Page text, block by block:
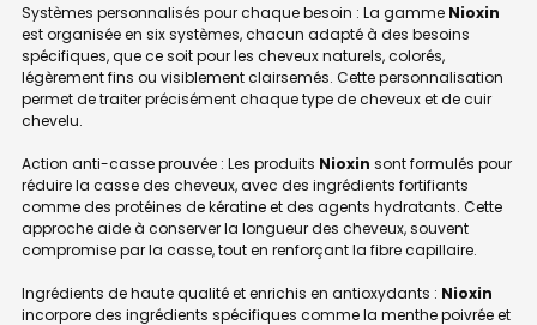
Systèmes personnalisés pour chaque besoin : La gamme Nioxin
est organisée en six systèmes, chacun adapté à des besoins
spécifiques, que ce soit pour les cheveux naturels, colorés,
légèrement fins ou visiblement clairsemés. Cette personnalisation
permet de traiter précisément chaque type de cheveux et de cuir
chevelu.
Action anti-casse prouvée : Les produits Nioxin sont formulés pour
réduire la casse des cheveux, avec des ingrédients fortifiants
comme des protéines de kératine et des agents hydratants. Cette
approche aide à conserver la longueur des cheveux, souvent
compromise par la casse, tout en renforçant la fibre capillaire.
Ingrédients de haute qualité et enrichis en antioxydants : Nioxin
incorpore des ingrédients spécifiques comme la menthe poivrée et